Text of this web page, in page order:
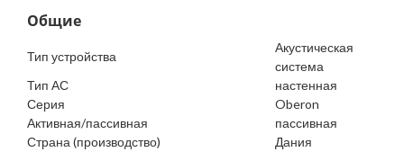
Общие
Тип устройства
Акустическая
система
Тип АС
настенная
Серия
Oberon
Активная/пассивная
пассивная
Страна (производство)
Дания